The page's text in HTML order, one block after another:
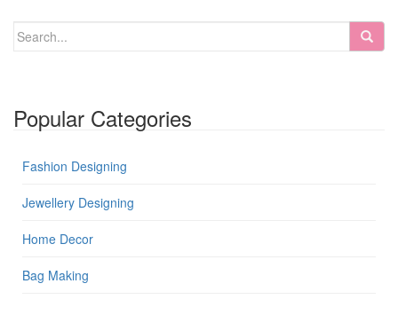
Popular Categories
Fashion Designing
Jewellery Designing
Home Decor
Bag Making